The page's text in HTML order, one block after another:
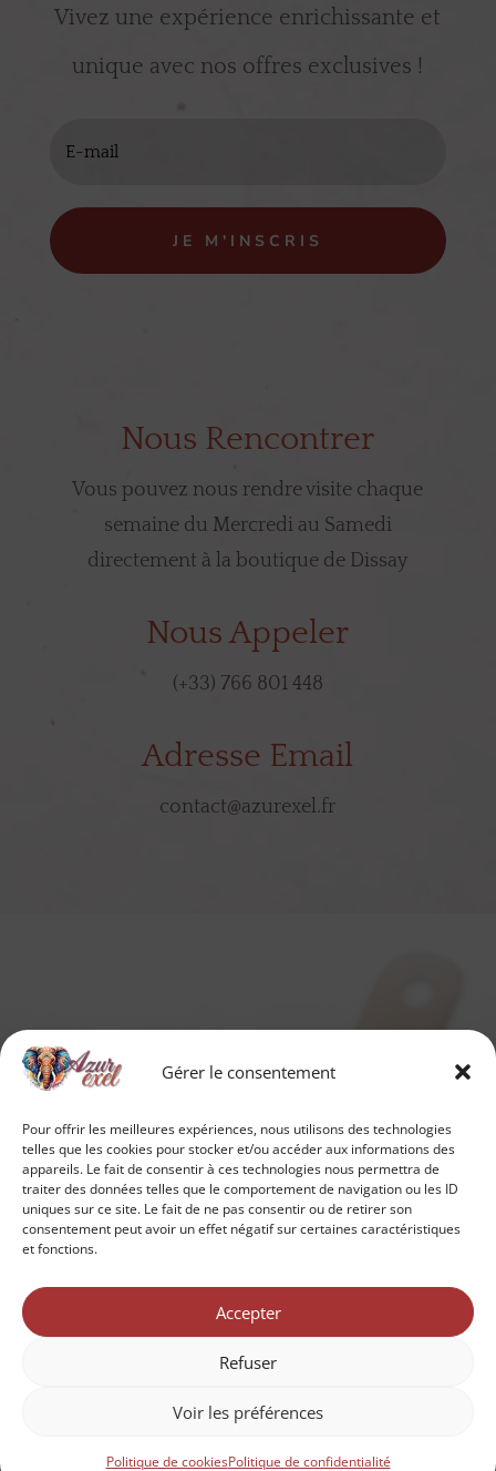
Gérer le consentement
Pour offrir les meilleures expériences, nous utilisons des technologies
telles que les cookies pour stocker et/ou accéder aux informations des
appareils. Le fait de consentir à ces technologies nous permettra de
traiter des données telles que le comportement de navigation ou les ID
uniques sur ce site. Le fait de ne pas consentir ou de retirer son
consentement peut avoir un effet négatif sur certaines caractéristiques
et fonctions.
Accepter
Refuser
Voir les préférences
Politique de cookiesPolitique de confidentialité
Vivez une expérience enrichissante et
unique avec nos offres exclusives !
JE M'INSCRIS
Nous Rencontrer
Vous pouvez nous rendre visite chaque
semaine du Mercredi au Samedi
directement à la boutique de Dissay
Nous Appeler
(+33) 766 801 448
Adresse Email
contact@azurexel.fr